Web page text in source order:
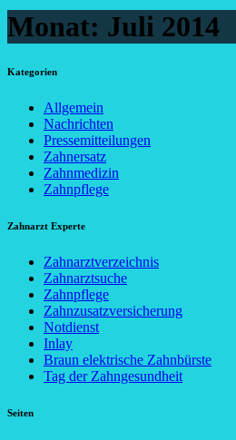
Monat: Juli 2014
Kategorien
Allgemein
Nachrichten
Pressemitteilungen
Zahnersatz
Zahnmedizin
Zahnpflege
Zahnarzt Experte
Zahnarztverzeichnis
Zahnarztsuche
Zahnpflege
Zahnzusatzversicherung
Notdienst
Inlay
Braun elektrische Zahnbürste
Tag der Zahngesundheit
Seiten